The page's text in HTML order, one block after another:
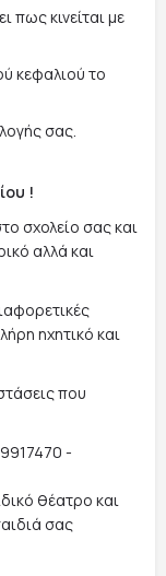
πως κινείται με
κεφαλιού το
σας.
!
σχολείο σας και
αλλά και
ηχητικό και
που
-
θέατρο και
σας